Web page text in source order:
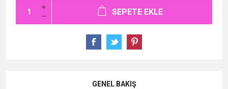
SEPETE EKLE
GENEL BAKIŞ